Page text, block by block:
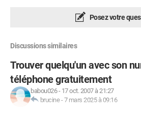
Posez votre
Discussions similaires
Trouver quelqu'un avec son
téléphone gratuitement
babou026- 17 oct. 2007 à 21:27
brucine-7 mars 2025 à 09:16